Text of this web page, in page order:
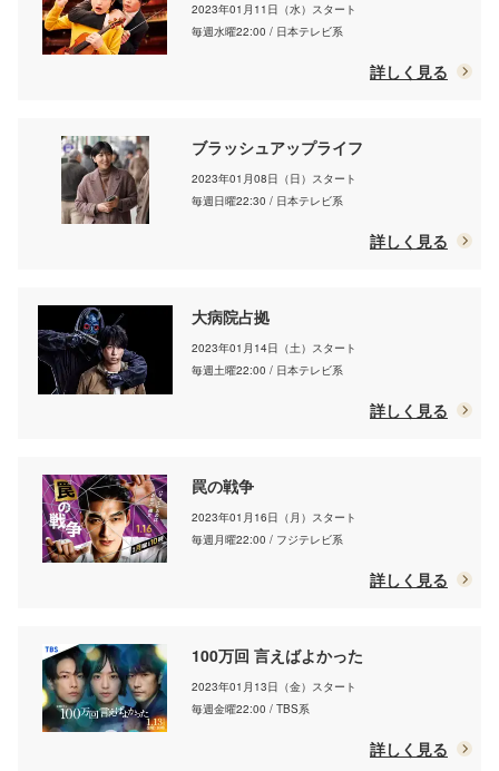
2023年01月11日（水）スタート
毎週水曜22:00 / 日本テレビ系
詳しく見る
ブラッシュアップライフ
2023年01月08日（日）スタート
毎週日曜22:30 / 日本テレビ系
詳しく見る
大病院占拠
2023年01月14日（土）スタート
毎週土曜22:00 / 日本テレビ系
詳しく見る
罠の戦争
2023年01月16日（月）スタート
毎週月曜22:00 / フジテレビ系
詳しく見る
100万回 言えばよかった
2023年01月13日（金）スタート
毎週金曜22:00 / TBS系
詳しく見る